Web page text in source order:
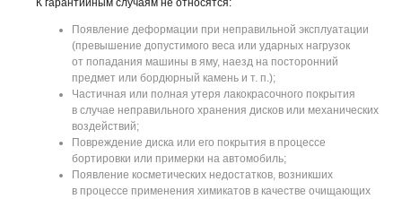
К гарантийным случаям не относятся:
Появление деформации при неправильной эксплуатации
(превышение допустимого веса или ударных нагрузок
от попадания машины в яму, наезд на посторонний
предмет или бордюрный камень и т. п.);
Частичная или полная утеря лакокрасочного покрытия
в случае неправильного хранения дисков или механических
воздействий;
Повреждение диска или его покрытия в процессе
бортировки или примерки на автомобиль;
Появление косметических недостатков, возникших
в процессе применения химикатов в качестве очищающих